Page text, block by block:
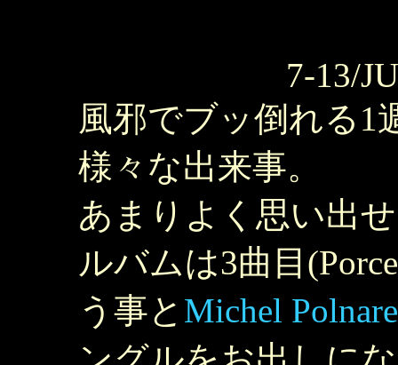
7-13/
風邪でブッ倒れる1
様々な出来事。
あまりよく思い出
ルバムは3曲目
う事と Michel